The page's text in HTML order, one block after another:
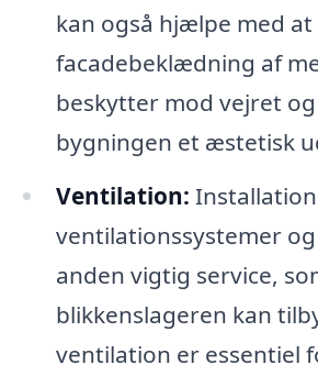
kan også hjælpe med
facadebeklædning af
beskytter mod vejret
bygningen et æstetisk
Ventilation:
ventilationssystemer
anden vigtig service,
blikkenslageren kan
ventilation er essentiel